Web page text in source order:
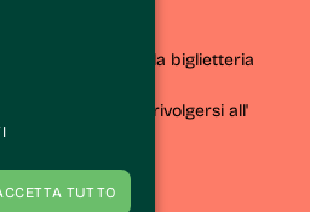
all'acquisto della biglietteria
e l'evento, rivolgersi all'
TUTTO